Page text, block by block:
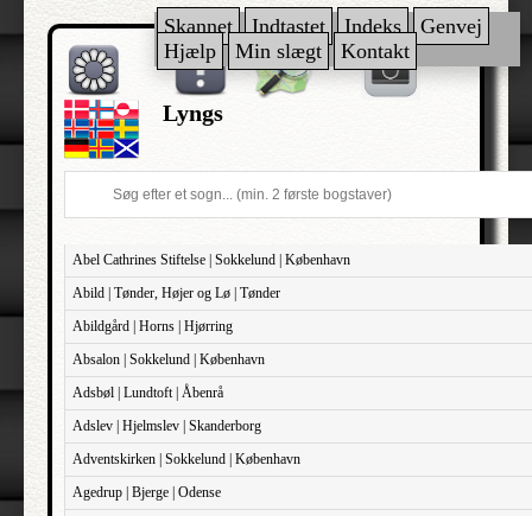
Skannet Indtastet Indeks
Genvej
Hjælp
Min slægt Kontakt
Lyngs
Abel Cathrines Stiftelse | Sokkelund | København
Abild | Tønder, Højer og Lø | Tønder
Abildgård | Horns | Hjørring
Absalon | Sokkelund | København
Adsbøl | Lundtoft | Åbenrå
Adslev | Hjelmslev | Skanderborg
Adventskirken | Sokkelund | København
Agedrup | Bjerge | Odense